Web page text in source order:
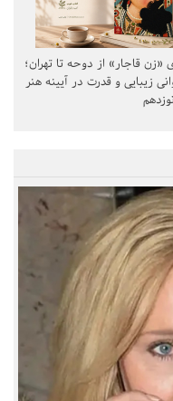
«زن قاجار» از دوحه تا تهران؛
زیبایی و قدرت در آیینه هنر